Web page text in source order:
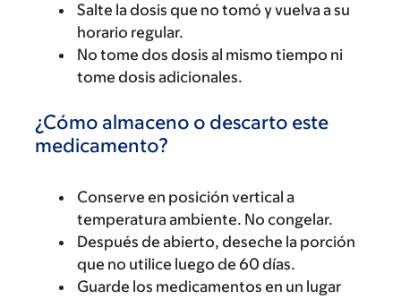
Salte la dosis que no tomó y vuelva a su
horario regular.
No tome dos dosis al mismo tiempo ni
tome dosis adicionales.
¿Cómo almaceno o descarto este
medicamento?
Conserve en posición vertical a
temperatura ambiente. No congelar.
Después de abierto, deseche la porción
que no utilice luego de 60 días.
Guarde los medicamentos en un lugar